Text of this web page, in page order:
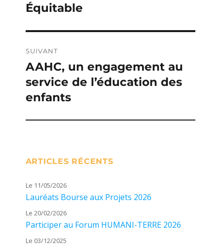
l’article
précédente :
Équitable
SUIVANT
Publication
suivante :
AAHC, un engagement au
service de l’éducation des
enfants
ARTICLES RÉCENTS
Le 11/05/2026
Lauréats Bourse aux Projets 2026
Le 20/02/2026
Participer au Forum HUMANI-TERRE 2026
Le 03/12/2025